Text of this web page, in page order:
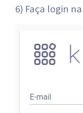
6) Faça login na